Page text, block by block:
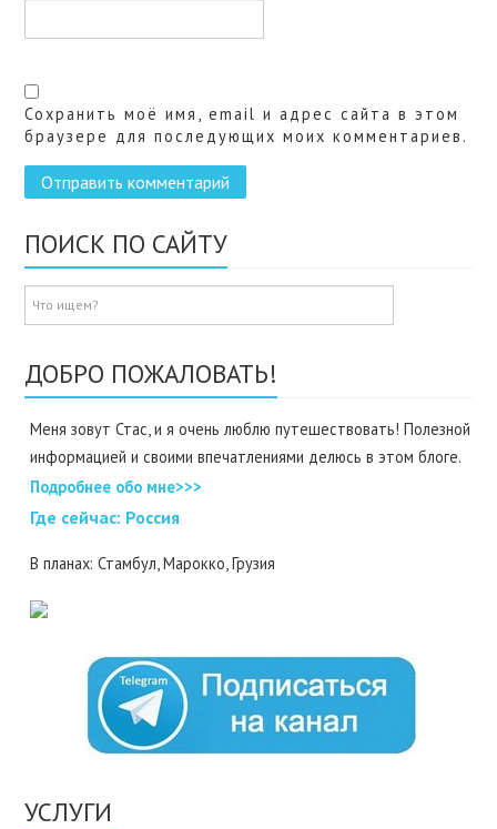
Сохранить моё имя, email и адрес сайта в этом
браузере для последующих моих комментариев.
ПОИСК ПО САЙТУ
ДОБРО ПОЖАЛОВАТЬ!
Меня зовут Стас, и я очень люблю путешествовать! Полезной
информацией и своими впечатлениями делюсь в этом блоге.
Подробнее обо мне>>>
Где cейчас: Россия
В планах: Стамбул, Марокко, Грузия
УСЛУГИ